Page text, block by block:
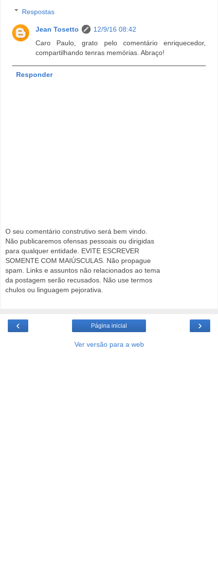
Respostas
Jean Tosetto
12/9/16 08:42
Caro Paulo, grato pelo comentário enriquecedor,
compartilhando tenras memórias. Abraço!
Responder
O seu comentário construtivo será bem vindo.
Não publicaremos ofensas pessoais ou dirigidas
para qualquer entidade. EVITE ESCREVER
SOMENTE COM MAIÚSCULAS. Não propague
spam. Links e assuntos não relacionados ao tema
da postagem serão recusados. Não use termos
chulos ou linguagem pejorativa.
‹ ›
Página inicial
Ver versão para a web